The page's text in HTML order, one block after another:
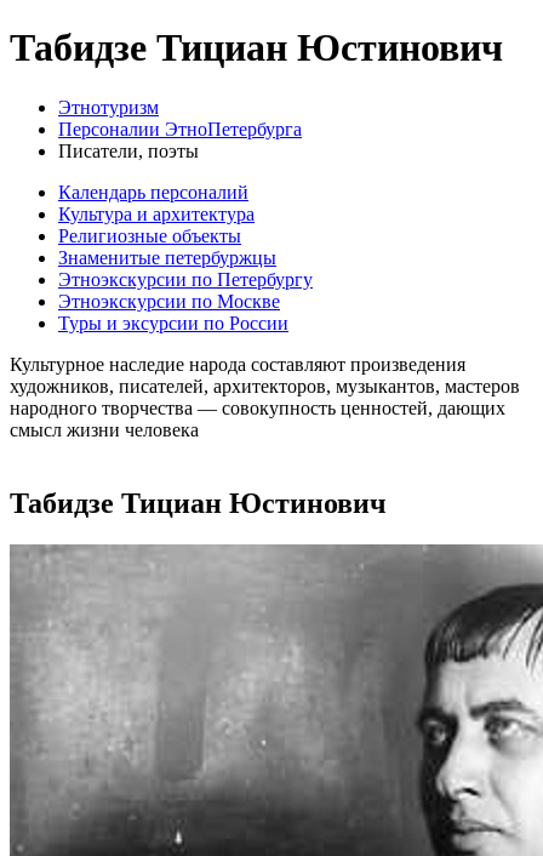
Табидзе Тициан Юстинович
Этнотуризм
Персоналии ЭтноПетербурга
Писатели, поэты
Календарь персоналий
Культура и архитектура
Религиозные объекты
Знаменитые петербуржцы
Этноэкскурсии по Петербургу
Этноэкскурсии по Москве
Туры и эксурсии по России
Культурное наследие народа составляют произведения
художников, писателей, архитекторов, музыкантов, мастеров
народного творчества ― совокупность ценностей, дающих
смысл жизни человека
Табидзе Тициан Юстинович